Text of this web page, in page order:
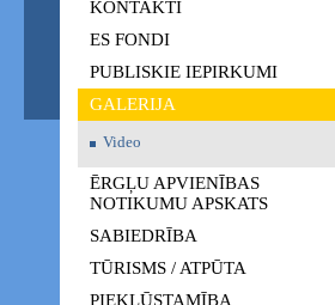
KONTAKTI
ES FONDI
PUBLISKIE IEPIRKUMI
GALERIJA
Video
ĒRGĻU APVIENĪBAS
NOTIKUMU APSKATS
SABIEDRĪBA
TŪRISMS / ATPŪTA
PIEKĻŪSTAMĪBA